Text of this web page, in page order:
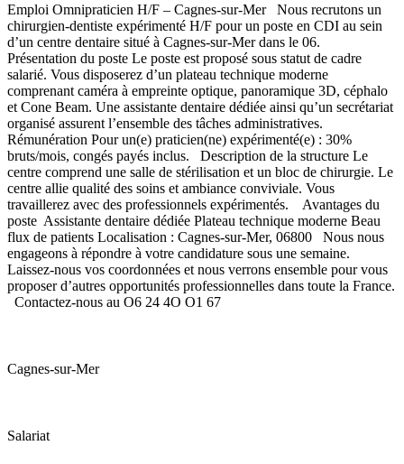
Emploi Omnipraticien H/F – Cagnes-sur-Mer Nous recrutons un
chirurgien-dentiste expérimenté H/F pour un poste en CDI au sein
d’un centre dentaire situé à Cagnes-sur-Mer dans le 06.
Présentation du poste Le poste est proposé sous statut de cadre
salarié. Vous disposerez d’un plateau technique moderne
comprenant caméra à empreinte optique, panoramique 3D, céphalo
et Cone Beam. Une assistante dentaire dédiée ainsi qu’un secrétariat
organisé assurent l’ensemble des tâches administratives.
Rémunération Pour un(e) praticien(ne) expérimenté(e) : 30%
bruts/mois, congés payés inclus. Description de la structure Le
centre comprend une salle de stérilisation et un bloc de chirurgie. Le
centre allie qualité des soins et ambiance conviviale. Vous
travaillerez avec des professionnels expérimentés. Avantages du
poste Assistante dentaire dédiée Plateau technique moderne Beau
flux de patients Localisation : Cagnes-sur-Mer, 06800 Nous nous
engageons à répondre à votre candidature sous une semaine.
Laissez-nous vos coordonnées et nous verrons ensemble pour vous
proposer d’autres opportunités professionnelles dans toute la France.
Contactez-nous au O6 24 4O O1 67
Cagnes-sur-Mer
Salariat